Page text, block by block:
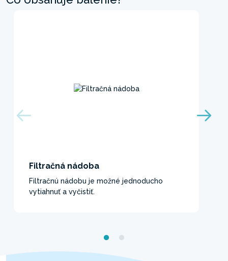
Filtračná nádoba
Filtračnú nádobu je možné jednoducho
vytiahnuť a vyčistiť.